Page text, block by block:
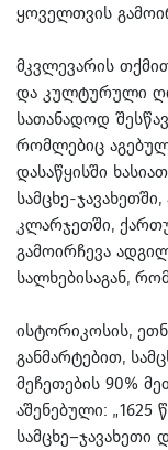
ყოველთვის
მკვლევარის
და კულტურული
სათანადოდ
რომლებიც
დასაწყისში
სამცხე-
კლარჯეთში,
გამოირჩევა
სალხებისაგან,
ისტორიკოსის,
განმარტებით,
მეჩეთების 90%
აშენებული:
სამცხე–ჯავახეთი